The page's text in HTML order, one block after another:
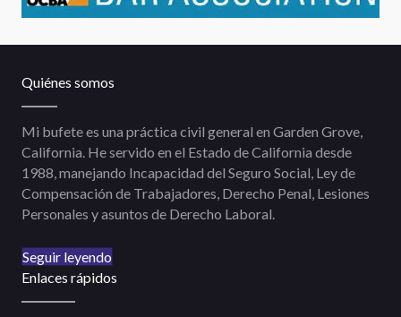
Quiénes somos
Mi bufete es una práctica civil general en Garden Grove,
California. He servido en el Estado de California desde
1988, manejando Incapacidad del Seguro Social, Ley de
Compensación de Trabajadores, Derecho Penal, Lesiones
Personales y asuntos de Derecho Laboral.
Seguir leyendo
Enlaces rápidos